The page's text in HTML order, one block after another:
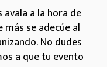
a la hora de
se adecúe al
No dudes
a que tu evento